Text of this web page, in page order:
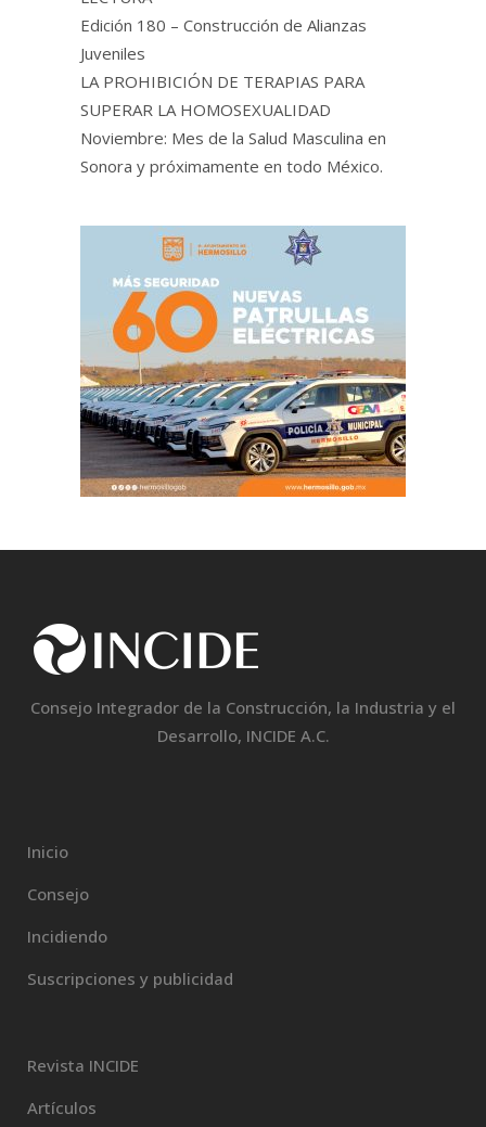
Edición 180 – Construcción de Alianzas
Juveniles
LA PROHIBICIÓN DE TERAPIAS PARA
SUPERAR LA HOMOSEXUALIDAD
Noviembre: Mes de la Salud Masculina en
Sonora y próximamente en todo México.
Consejo Integrador de la Construcción, la Industria y el
Desarrollo, INCIDE A.C.
Inicio
Consejo
Incidiendo
Suscripciones y publicidad
Revista INCIDE
Artículos